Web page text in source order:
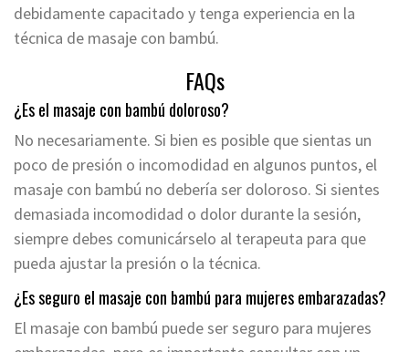
debidamente capacitado y tenga experiencia en la
técnica de masaje con bambú.
FAQs
¿Es el masaje con bambú doloroso?
No necesariamente. Si bien es posible que sientas un
poco de presión o incomodidad en algunos puntos, el
masaje con bambú no debería ser doloroso. Si sientes
demasiada incomodidad o dolor durante la sesión,
siempre debes comunicárselo al terapeuta para que
pueda ajustar la presión o la técnica.
¿Es seguro el masaje con bambú para mujeres embarazadas?
El masaje con bambú puede ser seguro para mujeres